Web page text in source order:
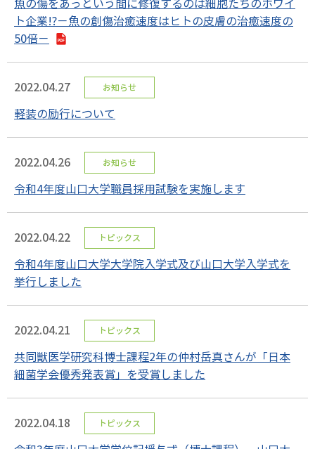
魚の傷をあっという間に修復するのは細胞たちのホワイ
ト企業!?－魚の創傷治癒速度はヒトの皮膚の治癒速度の
50倍－
2022.04.27 お知らせ
軽装の励行について
2022.04.26 お知らせ
令和4年度山口大学職員採用試験を実施します
2022.04.22 トピックス
令和4年度山口大学大学院入学式及び山口大学入学式を
挙行しました
2022.04.21 トピックス
共同獣医学研究科博士課程2年の仲村岳真さんが「日本
細菌学会優秀発表賞」を受賞しました
2022.04.18 トピックス